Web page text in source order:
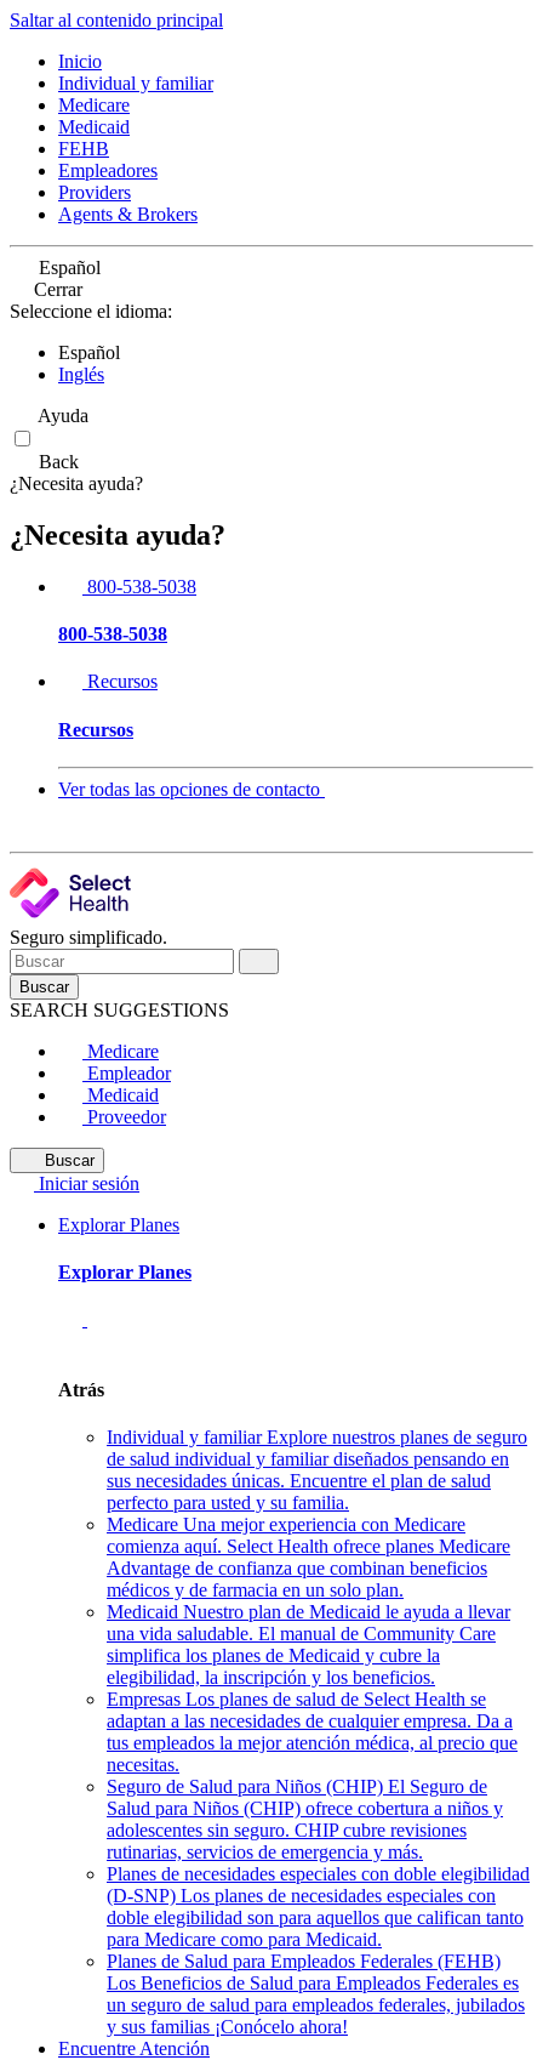
Saltar al contenido principal
Inicio
Individual y familiar
Medicare
Medicaid
FEHB
Empleadores
Providers
Agents & Brokers
Español
Cerrar
Seleccione el idioma:
Español
Inglés
Ayuda
Back
¿Necesita ayuda?
¿Necesita ayuda?
800-538-5038
800-538-5038
Recursos
Recursos
Ver todas las opciones de contacto
Seguro simplificado.
Buscar
SEARCH SUGGESTIONS
Medicare
Empleador
Medicaid
Proveedor
Buscar
Iniciar sesión
Explorar Planes
Explorar Planes
Atrás
Individual y familiar Explore nuestros planes de seguro
de salud individual y familiar diseñados pensando en
sus necesidades únicas. Encuentre el plan de salud
perfecto para usted y su familia.
Medicare Una mejor experiencia con Medicare
comienza aquí. Select Health ofrece planes Medicare
Advantage de confianza que combinan beneficios
médicos y de farmacia en un solo plan.
Medicaid Nuestro plan de Medicaid le ayuda a llevar
una vida saludable. El manual de Community Care
simplifica los planes de Medicaid y cubre la
elegibilidad, la inscripción y los beneficios.
Empresas Los planes de salud de Select Health se
adaptan a las necesidades de cualquier empresa. Da a
tus empleados la mejor atención médica, al precio que
necesitas.
Seguro de Salud para Niños (CHIP) El Seguro de
Salud para Niños (CHIP) ofrece cobertura a niños y
adolescentes sin seguro. CHIP cubre revisiones
rutinarias, servicios de emergencia y más.
Planes de necesidades especiales con doble elegibilidad
(D-SNP) Los planes de necesidades especiales con
doble elegibilidad son para aquellos que califican tanto
para Medicare como para Medicaid.
Planes de Salud para Empleados Federales (FEHB)
Los Beneficios de Salud para Empleados Federales es
un seguro de salud para empleados federales, jubilados
y sus familias ¡Conócelo ahora!
Encuentre Atención